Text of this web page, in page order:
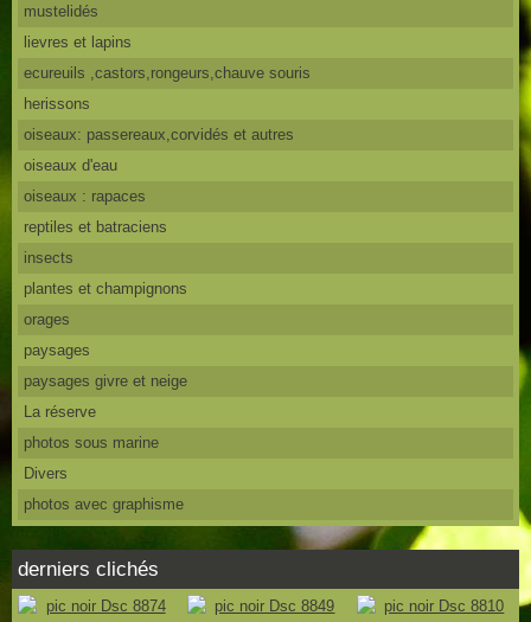
mustelidés
lievres et lapins
ecureuils ,castors,rongeurs,chauve souris
herissons
oiseaux: passereaux,corvidés et autres
oiseaux d'eau
oiseaux : rapaces
reptiles et batraciens
insects
plantes et champignons
orages
paysages
paysages givre et neige
La réserve
photos sous marine
Divers
photos avec graphisme
derniers clichés